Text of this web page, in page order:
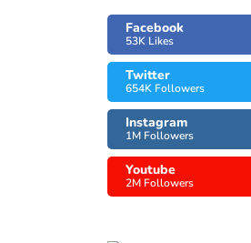
Facebook
53K Likes
Twitter
654K Followers
Instagram
1M Followers
Youtube
2M Followers